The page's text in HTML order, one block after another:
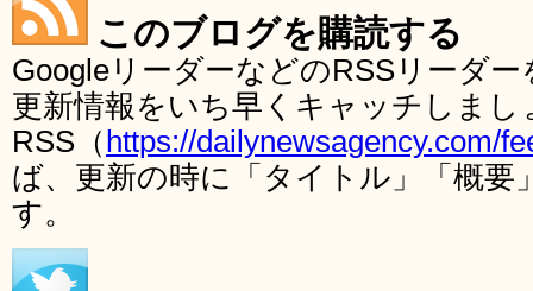
このブログを購読する
GoogleリーダーなどのRSSリーダ
更新情報をいち早くキャッチしま
RSS（ https://dailynewsagency.com/
ば、更新の時に「タイトル」「概要
す。